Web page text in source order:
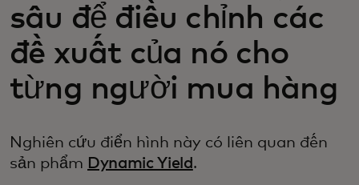
Dành cho nhà đổi mới
Tin tức và xu hướng
sâu để điều chỉnh các
đề xuất của nó cho
từng người mua hàng
Nghiên cứu điển hình này có liên quan đến
sản phẩm Dynamic Yield .